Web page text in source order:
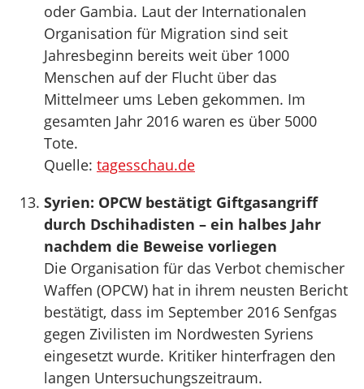
oder Gambia. Laut der Internationalen
Organisation für Migration sind seit
Jahresbeginn bereits weit über 1000
Menschen auf der Flucht über das
Mittelmeer ums Leben gekommen. Im
gesamten Jahr 2016 waren es über 5000
Tote.
Quelle: tagesschau.de
Syrien: OPCW bestätigt Giftgasangriff
durch Dschihadisten – ein halbes Jahr
nachdem die Beweise vorliegen
Die Organisation für das Verbot chemischer
Waffen (OPCW) hat in ihrem neusten Bericht
bestätigt, dass im September 2016 Senfgas
gegen Zivilisten im Nordwesten Syriens
eingesetzt wurde. Kritiker hinterfragen den
langen Untersuchungszeitraum.